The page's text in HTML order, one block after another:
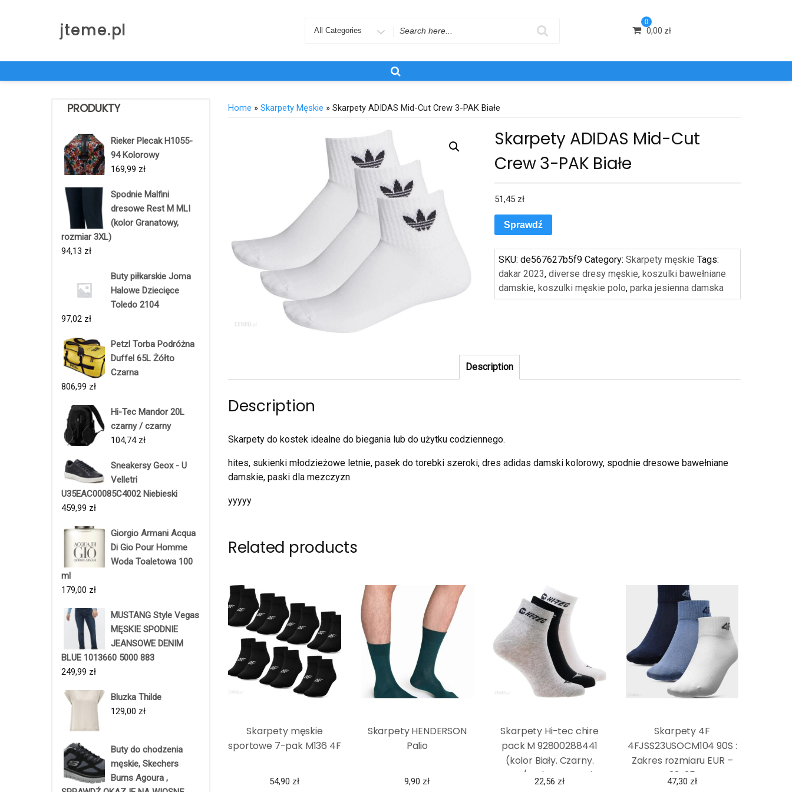
jteme.pl
Search
0
0,00 zł
PRODUKTY
Rieker Plecak H1055-
94 Kolorowy
169,99 zł
Spodnie Malfini
dresowe Rest M MLI
(kolor Granatowy,
rozmiar 3XL)
94,13 zł
Buty piłkarskie Joma
Halowe Dziecięce
Toledo 2104
97,02 zł
Petzl Torba Podróżna
Duffel 65L Żółto
Czarna
806,99 zł
Hi-Tec Mandor 20L
czarny / czarny
104,74 zł
Sneakersy Geox - U
Velletri
U35EAC00085C4002 Niebieski
459,99 zł
Giorgio Armani Acqua
Di Gio Pour Homme
Woda Toaletowa 100
ml
179,00 zł
MUSTANG Style Vegas
MĘSKIE SPODNIE
JEANSOWE DENIM
BLUE 1013660 5000 883
249,99 zł
Bluzka Thilde
129,00 zł
Buty do chodzenia
męskie, Skechers
Burns Agoura ,
Home » Skarpety Męskie » Skarpety ADIDAS Mid-Cut Crew 3-PAK Białe
Skarpety ADIDAS Mid-Cut
Crew 3-PAK Białe
51,45 zł
Sprawdź
SKU:de567627b5f9 Category:Skarpety męskie Tags:
dakar 2023,diverse dresy męskie,koszulki bawełniane
damskie,koszulki męskie polo,parka jesienna damska
Description
Description
Skarpety do kostek idealne do biegania lub do użytku codziennego.
hites, sukienki młodzieżowe letnie, pasek do torebki szeroki, dres adidas damski kolorowy, spodnie dresowe bawełniane
damskie, paski dla mezczyzn
yyyyy
Related products
Skarpety męskie
sportowe 7-pak M136 4F
54,90 zł
Skarpety HENDERSON
Palio
9,90 zł
Skarpety Hi-tec chire
pack M 92800288441
(kolor Biały. Czarny.
Szary/Srebrny, rozmiar
22,56 zł
Skarpety 4F
4FJSS23USOCM104 90S :
Zakres rozmiaru EUR –
32-35
47,30 zł